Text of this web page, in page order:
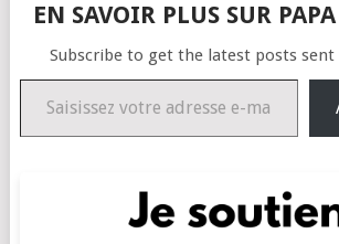
EN SAVOIR PLUS SUR
Subscribe to get the latest posts
Saisissez votre adresse e-mail…